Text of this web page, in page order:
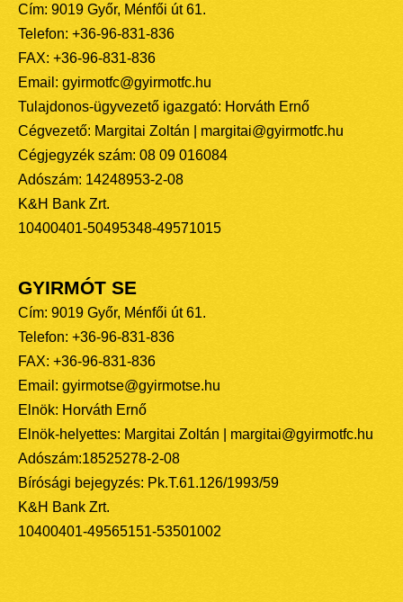
Cím: 9019 Győr, Ménfői út 61.
Telefon: +36-96-831-836
FAX: +36-96-831-836
Email: gyirmotfc@gyirmotfc.hu
Tulajdonos-ügyvezető igazgató: Horváth Ernő
Cégvezető: Margitai Zoltán | margitai@gyirmotfc.hu
Cégjegyzék szám: 08 09 016084
Adószám: 14248953-2-08
K&H Bank Zrt.
10400401-50495348-49571015
GYIRMÓT SE
Cím: 9019 Győr, Ménfői út 61.
Telefon: +36-96-831-836
FAX: +36-96-831-836
Email: gyirmotse@gyirmotse.hu
Elnök: Horváth Ernő
Elnök-helyettes: Margitai Zoltán | margitai@gyirmotfc.hu
Adószám:18525278-2-08
Bírósági bejegyzés: Pk.T.61.126/1993/59
K&H Bank Zrt.
10400401-49565151-53501002